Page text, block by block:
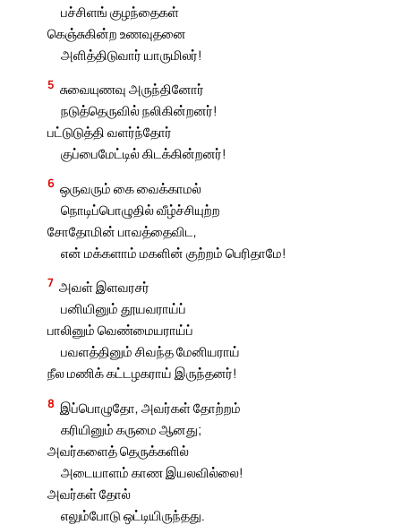
பச்சிளங் குழந்தைகள்
கெஞ்சுகின்ற உணவுதனை
அளித்திடுவார் யாருமிலர்!
5 சுவையுணவு அருந்தினோர்
நடுத்தெருவில் நலிகின்றனர்!
பட்டுடுத்தி வளர்ந்தோர்
குப்பைமேட்டில் கிடக்கின்றனர்!
6 ஒருவரும் கை வைக்காமல்
நொடிப்பொழுதில் வீழ்ச்சியுற்ற
சோதோமின் பாவத்தைவிட,
என் மக்களாம் மகளின் குற்றம் பெரிதாமே!
7 அவள் இளவரசர்
பனியினும் தூயவராய்ப்
பாலினும் வெண்மையராய்ப்
பவளத்தினும் சிவந்த மேனியராய்
நீல மணிக் கட்டழகராய் இருந்தனர்!
8 இப்பொழுதோ, அவர்கள் தோற்றம்
கரியினும் கருமை ஆனது;
அவர்களைத் தெருக்களில்
அடையாளம் காண இயலவில்லை!
அவர்கள் தோல்
எலும்போடு ஒட்டியிருந்தது.